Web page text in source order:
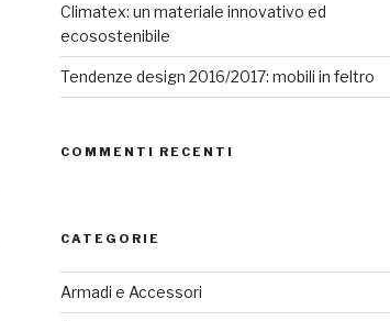
Climatex: un materiale innovativo ed
ecosostenibile
Tendenze design 2016/2017: mobili in feltro
COMMENTI RECENTI
CATEGORIE
Armadi e Accessori